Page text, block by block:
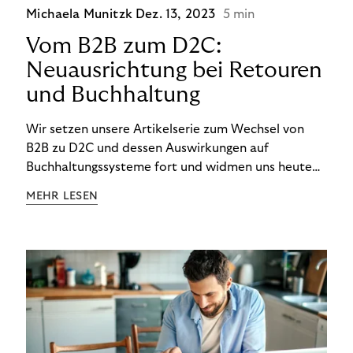
Michaela Munitzk Dez. 13, 2023 5 min
Vom B2B zum D2C:
Neuausrichtung bei Retouren
und Buchhaltung
Wir setzen unsere Artikelserie zum Wechsel von
B2B zu D2C und dessen Auswirkungen auf
Buchhaltungssysteme fort und widmen uns heute
im D2C-Bereich.
MEHR LESEN